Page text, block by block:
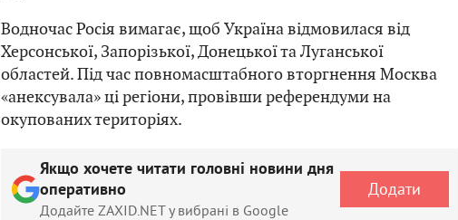
Водночас Росія вимагає, щоб Україна відмовилася від
Херсонської, Запорізької, Донецької та Луганської
областей. Під час повномасштабного вторгнення Москва
«анексувала» ці регіони, провівши референдуми на
окупованих територіях.
Якщо хочете читати головні новини дня
оперативно
Додайте ZAXID.NET у вибрані в Google
Додати